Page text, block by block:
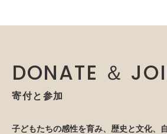
DONATE ＆
寄付と参加
子どもたちの感性を育み、歴史と文化、